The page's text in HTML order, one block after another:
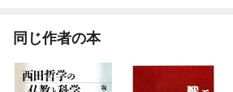
同じ作者の本